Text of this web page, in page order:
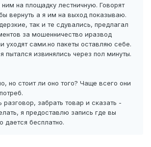
на площадку лестничную. Говорят
вернуть а я им на выход показываю.
так и те сдувались, предлагал
за мошенничество иразвод
уходят сами.но пакеты оставляю себе.
пытался извинялись через пол минуты.
но стоит ли оно того? Чаще всего они
забрать товар и сказать -
я предоставлю запись где вы
дается бесплатно.